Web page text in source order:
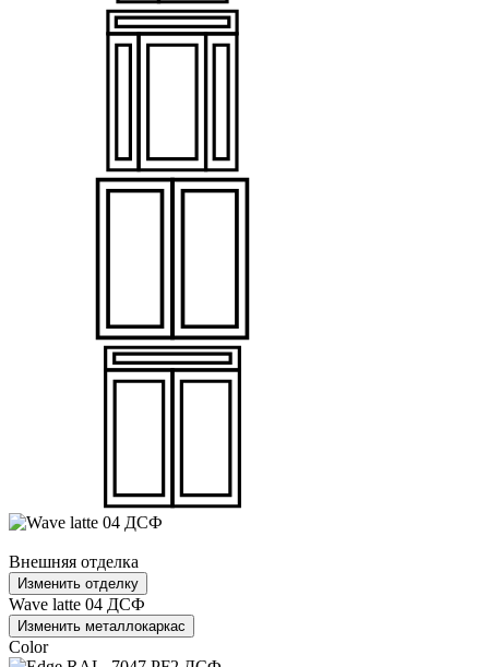
Внешняя отделка
Изменить отделку
Wave latte 04 ДСФ
Изменить металлокаркас
Color